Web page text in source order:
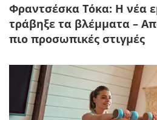
Φραντσέσκα Τόκα: Η νέα
τράβηξε τα βλέμματα –
πιο προσωπικές στιγμές